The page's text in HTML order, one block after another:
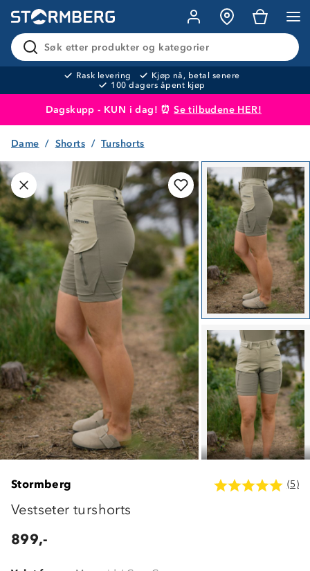
Søk etter produkter og kategorier
Rask levering
Kjøp nå, betal senere
100 dagers åpent kjøp
Dagskupp - KUN i dag! ⏰Se tilbudene HER!
Produktet er lagt i handlekurven
Dame Shorts Turshorts
Stormberg (5)
Vestseter turshorts
899,-